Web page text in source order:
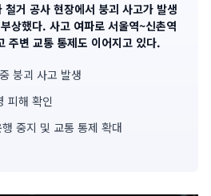
거 공사 현장에서 붕괴 사고가 발생
상했다. 사고 여파로 서울역~신촌역
주변 교통 통제도 이어지고 있다.
붕괴 사고 발생
피해 확인
중지 및 교통 통제 확대